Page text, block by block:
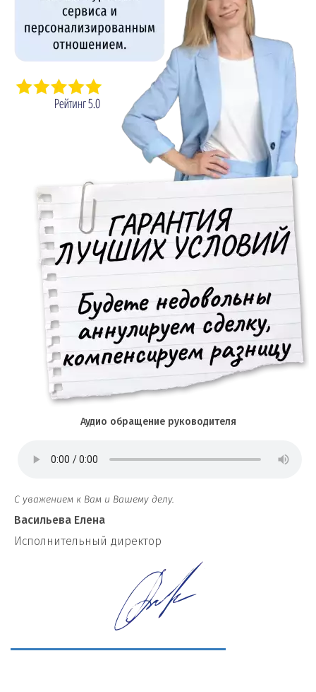
Аудио обращение руководителя
С уважением к Вам и Вашему делу.
Васильева Елена
И сполнительный директор